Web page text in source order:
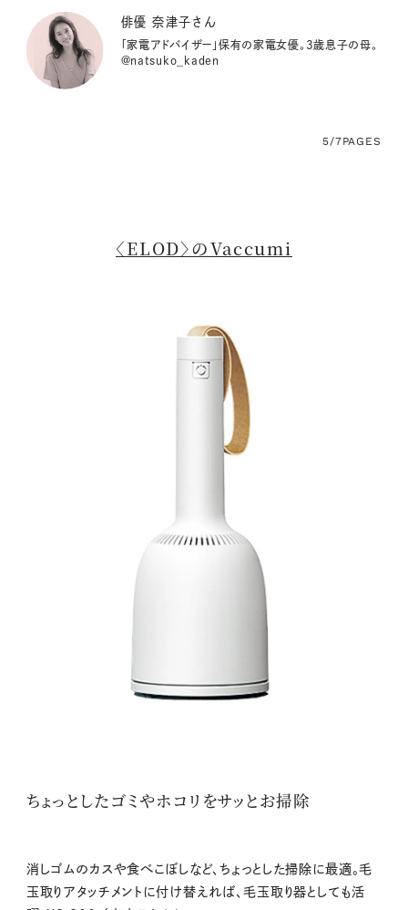
俳優 奈津子さん
「家電アドバイザー」保有の家電女優。3歳息子の母。
@natsuko_kaden
5/7PAGES
〈ELOD〉のVaccumi
ちょっとしたゴミやホコリをサッとお掃除
消しゴムのカスや食べこぼしなど、ちょっとした掃除に最適。毛
玉取りアタッチメントに付け替えれば、毛玉取り器としても活